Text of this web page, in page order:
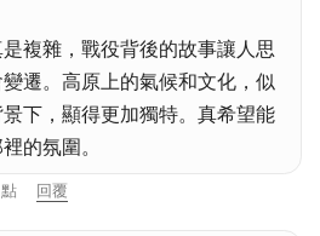
複雜，戰役背後的故事讓人思
遷。高原上的氣候和文化，似
下，顯得更加獨特。真希望能
的氛圍。
回覆